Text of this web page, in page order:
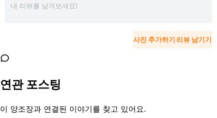
사진 추가하기 리뷰 남기기
연관 포스팅
이 양조장과 연결된 이야기를 찾고 있어요.